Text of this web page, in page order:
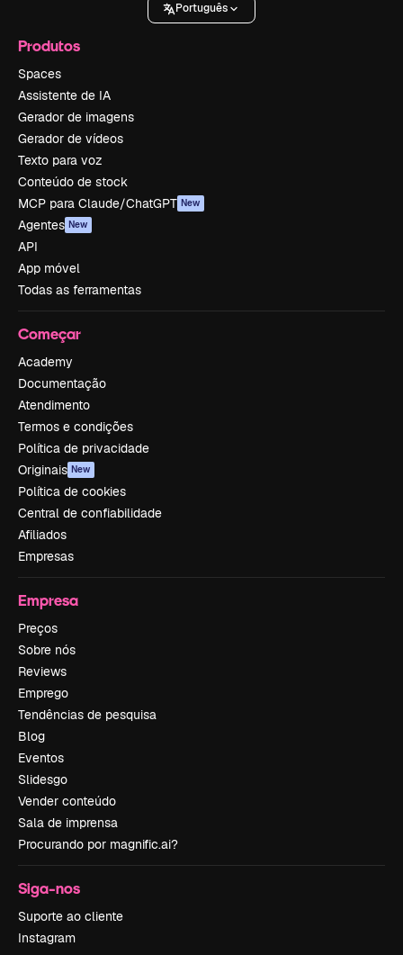
Português
Produtos
Spaces
Assistente de IA
Gerador de imagens
Gerador de vídeos
Texto para voz
Conteúdo de stock
MCP para Claude/ChatGPT New
Agentes New
API
App móvel
Todas as ferramentas
Começar
Academy
Documentação
Atendimento
Termos e condições
Política de privacidade
Originais New
Política de cookies
Central de confiabilidade
Afiliados
Empresas
Empresa
Preços
Sobre nós
Reviews
Emprego
Tendências de pesquisa
Blog
Eventos
Slidesgo
Vender conteúdo
Sala de imprensa
Procurando por magnific.ai?
Siga-nos
Suporte ao cliente
Instagram